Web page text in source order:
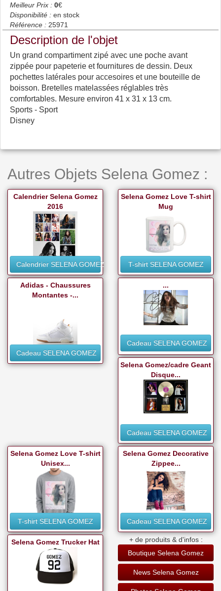
Meilleur Prix : 0€
Disponibilité : en stock
Référence : 25971
Description de l'objet
Un grand compartiment zipé avec une poche avant
zippée pour papeterie et fournitures de dessin. Deux
pochettes latérales pour accesoires et une bouteille de
boisson. Bretelles matelassées réglables très
comfortables. Mesure environ 41 x 31 x 13 cm.
Sports - Sport
Disney
Autres Objets Selena Gomez :
Calendrier Selena Gomez
2016
Calendrier SELENA GOMEZ
Selena Gomez Love T-shirt
Mug
T-shirt SELENA GOMEZ
Adidas - Chaussures
Montantes -...
Cadeau SELENA GOMEZ
...
Cadeau SELENA GOMEZ
Selena Gomez/cadre Geant
Disque...
Cadeau SELENA GOMEZ
Selena Gomez Love T-shirt
Unisex...
T-shirt SELENA GOMEZ
Selena Gomez Decorative
Zippee...
Cadeau SELENA GOMEZ
Selena Gomez Trucker Hat
+ de produits & d'infos :
Boutique Selena Gomez
News Selena Gomez